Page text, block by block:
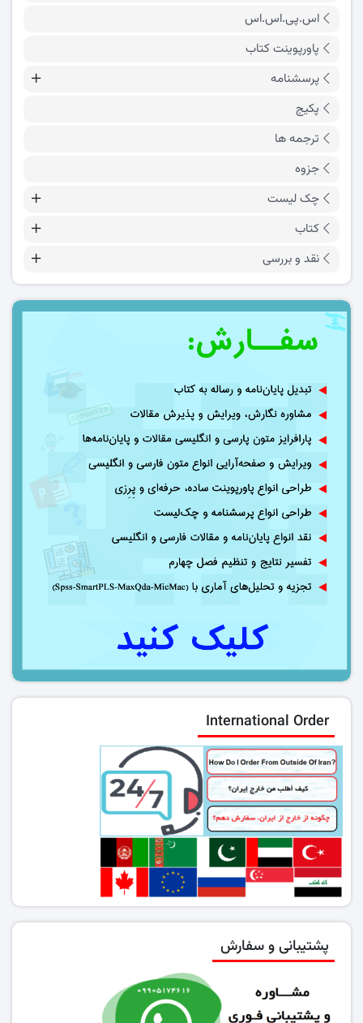
اس.پی.اس.اس
پاورپوینت کتاب
پرسشنامه
پکیج
ترجمه ها
جزوه
چک لیست
کتاب
نقد و بررسی
International Order
پشتیبانی و سفارش